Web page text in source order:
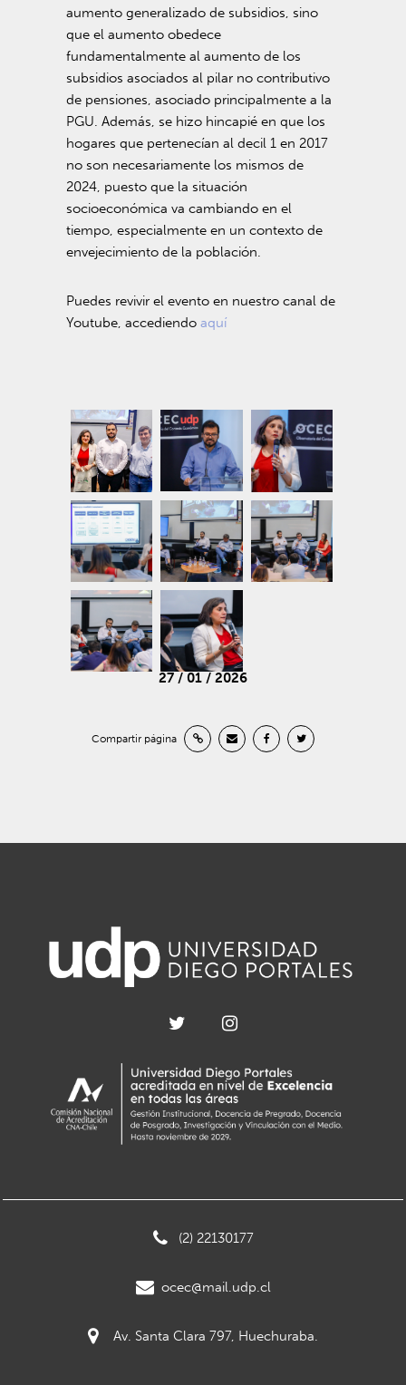
aumento generalizado de subsidios, sino
que el aumento obedece
fundamentalmente al aumento de los
subsidios asociados al pilar no contributivo
de pensiones, asociado principalmente a la
PGU. Además, se hizo hincapié en que los
hogares que pertenecían al decil 1 en 2017
no son necesariamente los mismos de
2024, puesto que la situación
socioeconómica va cambiando en el
tiempo, especialmente en un contexto de
envejecimiento de la población.
Puedes revivir el evento en nuestro canal de
Youtube, accediendoaquí
27 / 01 / 2026
Compartir página
(2) 22130177
ocec@mail.udp.cl
Av. Santa Clara 797, Huechuraba.